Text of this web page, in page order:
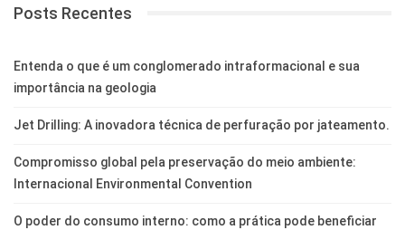
Posts Recentes
Entenda o que é um conglomerado intraformacional e sua
importância na geologia
Jet Drilling: A inovadora técnica de perfuração por jateamento.
Compromisso global pela preservação do meio ambiente:
Internacional Environmental Convention
O poder do consumo interno: como a prática pode beneficiar